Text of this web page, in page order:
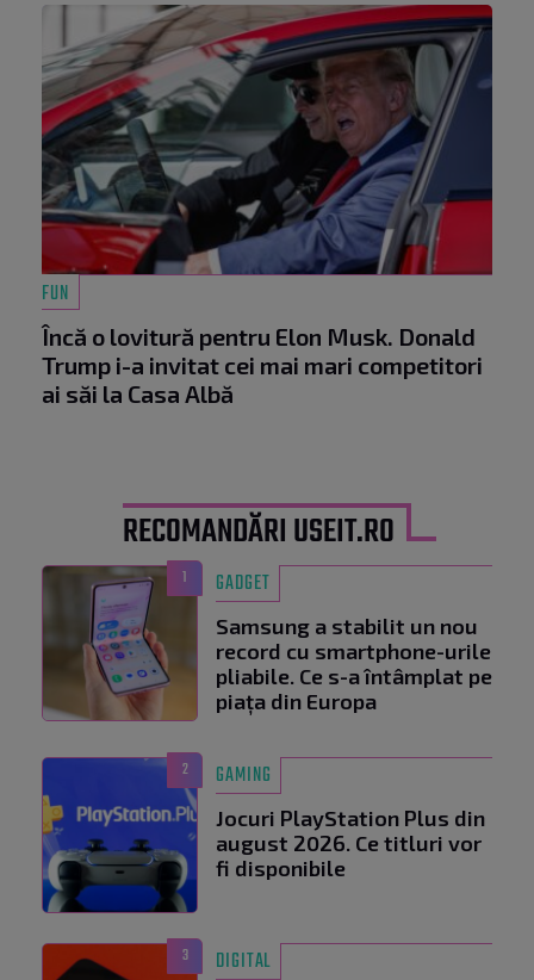
FUN
Încă o lovitură pentru Elon Musk. Donald
Trump i-a invitat cei mai mari competitori
ai săi la Casa Albă
RECOMANDĂRI USEIT.RO
1 GADGET
Samsung a stabilit un nou
record cu smartphone-urile
pliabile. Ce s-a întâmplat pe
piața din Europa
2 GAMING
Jocuri PlayStation Plus din
august 2026. Ce titluri vor
fi disponibile
3 DIGITAL